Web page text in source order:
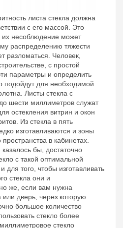
листа стекла должна
с его массой. Это
их несоблюдение может
распределению тяжести
разломаться. Человек,
с простой
параметры и определить
подойдут для необходимой
Листы стекла с
шести миллиметров служат
остекления витрин и окон
Из стекла в пять
изготавливаются и зоны
в кабинетах.
бы, достаточно
с такой оптимальной
для того, чтобы изготавливать
стекла они и
же, если вам нужна
или дверь, через которую
большое количество
стекло более
стекло